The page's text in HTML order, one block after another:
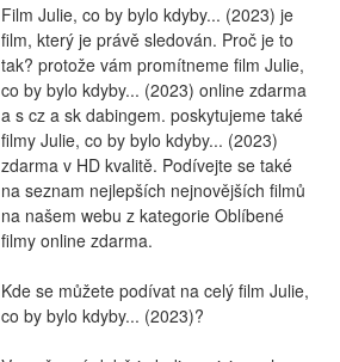
Film Julie, co by bylo kdyby... (2023) je
film, který je právě sledován. Proč je to
tak? protože vám promítneme film Julie,
co by bylo kdyby... (2023) online zdarma
a s cz a sk dabingem. poskytujeme také
filmy Julie, co by bylo kdyby... (2023)
zdarma v HD kvalitě. Podívejte se také
na seznam nejlepších nejnovějších filmů
na našem webu z kategorie Oblíbené
filmy online zdarma.
Kde se můžete podívat na celý film Julie,
co by bylo kdyby... (2023)?